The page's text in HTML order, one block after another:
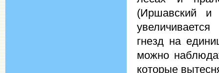
(Иршавский и
гнезд на
можно
которые